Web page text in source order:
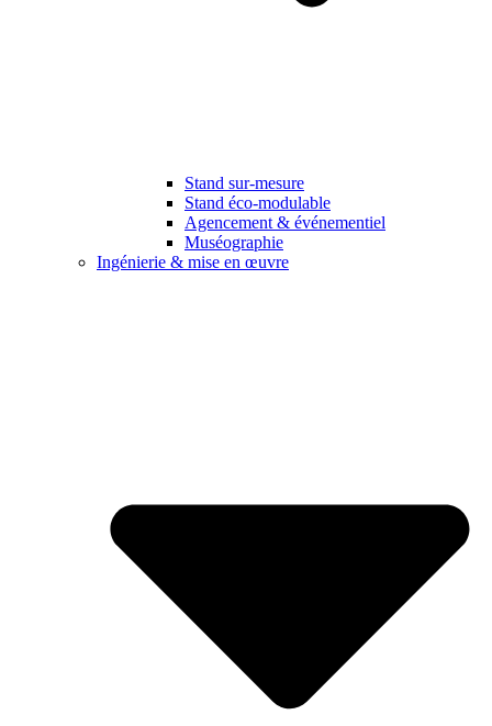
Stand sur-mesure
Stand éco-modulable
Agencement & événementiel
Muséographie
Ingénierie & mise en œuvre